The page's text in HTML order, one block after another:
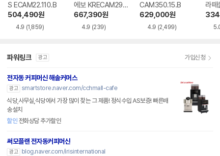
S ECAM22.110.B
504,490원
4.9 (1,859)
에보 KRECAM29
0.31.SB
667,390원
4.9 (239)
CAM350.15.B
629,000원
4.9 (2,499)
라떼
0/19
파워링크 광고 가입신청
전자동 커피머신 해솔커머스
광고 smartstore.naver.com/cchmall-cafe
식당,사무실,식당에서 가장 많이 찾는 그 제품! 정식수입 AS보증! 빠른배
송설치
할인 전화상담 추가할인
써모플랜 전자동커피머신
광고
blog.naver.com/irisinternational